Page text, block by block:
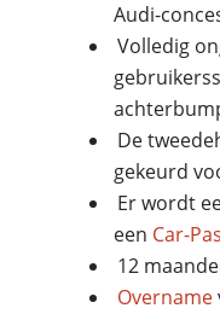
Audi-
Volledig
De
gekeurd
Er wordt
een Car-
12
Overname